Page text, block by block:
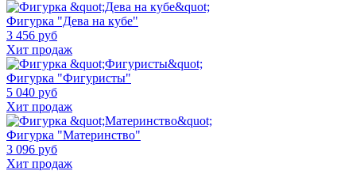
Фигурка "Дева на кубе"
3 456 руб
Хит продаж
Фигурка "Фигуристы"
5 040 руб
Хит продаж
Фигурка "Материнство"
3 096 руб
Хит продаж